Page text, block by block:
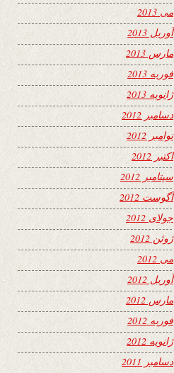
می 2013
آوریل 2013
مارس 2013
فوریه 2013
ژانویه 2013
دسامبر 2012
نوامبر 2012
اکتبر 2012
سپتامبر 2012
آگوست 2012
جولای 2012
ژوئن 2012
می 2012
آوریل 2012
مارس 2012
فوریه 2012
ژانویه 2012
دسامبر 2011